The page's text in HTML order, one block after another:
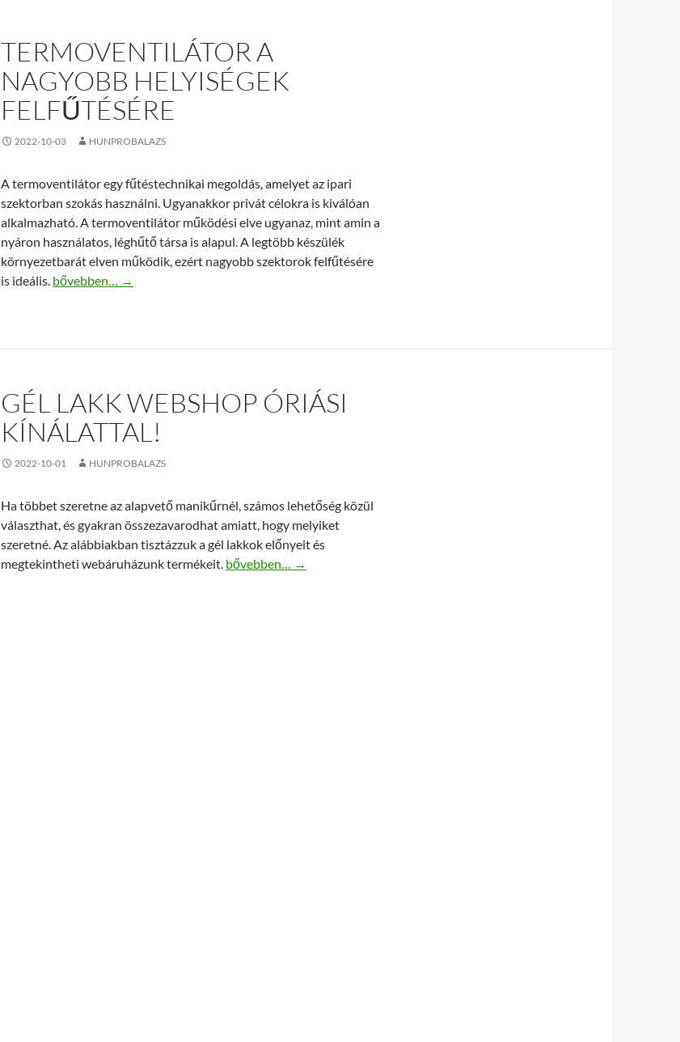
TERMOVENTILÁTOR A
NAGYOBB HELYISÉGEK
FELFŰTÉSÉRE
2022-10-03 HUNPROBALAZS
A termoventilátor egy fűtéstechnikai megoldás, amelyet az ipari
szektorban szokás használni. Ugyanakkor privát célokra is kiválóan
alkalmazható. A termoventilátor működési elve ugyanaz, mint amin a
nyáron használatos, léghűtő társa is alapul. A legtöbb készülék
környezetbarát elven működik, ezért nagyobb szektorok felfűtésére
is ideális. Termoventilátor a nagyobb helyiségek felfűtésére
bővebben… →
GÉL LAKK WEBSHOP ÓRIÁSI
KÍNÁLATTAL!
2022-10-01 HUNPROBALAZS
Ha többet szeretne az alapvető manikűrnél, számos lehetőség közül
választhat, és gyakran összezavarodhat amiatt, hogy melyiket
szeretné. Az alábbiakban tisztázzuk a gél lakkok előnyeit és
megtekintheti webáruházunk termékeit. Gél lakk webshop óriási kínálattal!
bővebben… →